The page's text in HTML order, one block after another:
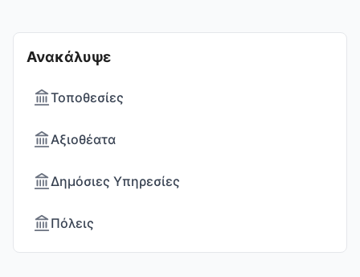
Ανακάλυψε
Τοποθεσίες
Αξιοθέατα
Δημόσιες Υπηρεσίες
Πόλεις